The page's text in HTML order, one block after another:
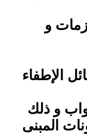
و
الإطفاء
و ذلك
المبنى